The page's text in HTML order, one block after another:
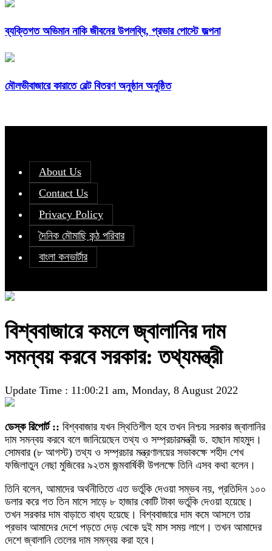
ব্যক্তিগত অভিমান নাকি জীবনের উপলব্ধি, প্রভার পোস্টে জল্পনা
মৌলভীবাজারে কারাতে বেল্ট বিতরণ অনুষ্ঠান অনুষ্ঠিত
About Us
Contact Us
Privacy Policy
দৈনিক মৌমাছি কন্ঠ পরিবার
বাংলা কনভার্টার
বিশ্ববাজারে কমলে জ্বালানির দাম
সমন্বয় করবে সরকার: তথ্যমন্ত্রী
Update Time : 11:00:21 am, Monday, 8 August 2022
ডেস্ক রিপোর্ট :: বিশ্ববাজার যখন স্থিতিশীল হবে তখন নিশ্চয় সরকার জ্বালানির
দাম সমন্বয় করবে বলে জানিয়েছেন তথ্য ও সম্প্রচারমন্ত্রী ড. হাছান মাহমুদ।
সোমবার (৮ আগস্ট) তথ্য ও সম্প্রচার মন্ত্রণালয়ের সভাকক্ষে শহীদ শেখ
ফজিলাতুন নেছা মুজিবের ৯২তম জন্মবার্ষিকী উপলক্ষে তিনি এসব কথা বলেন।
তিনি বলেন, আমাদের অর্থনীতিতে এত ভর্তুকি দেওয়া সম্ভব নয়, প্রতিদিন ১০০
ডলার করে গত তিন মাসে সাড়ে ৮ হাজার কোটি টাকা ভর্তুকি দেওয়া হয়েছে।
তখন সরকার দাম বাড়াতে বাধ্য হয়েছে। বিশ্ববাজারে দাম কমে আসলে তার
প্রভাব আমাদের দেশে পড়তে দেড় থেকে দুই মাস সময় লাগে। তখন আমাদের
দেশে জ্বালানি তেলের দাম সমন্বয় করা হবে।